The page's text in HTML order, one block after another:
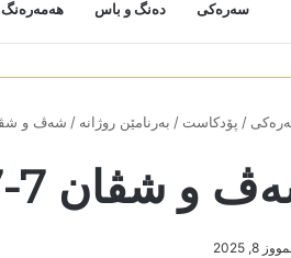
سەرەکی دەنگ و باس هەمەرەنگ
/ پۆدکاست / بەرنامێن روژانە / شەڤ و
و شڤان 7-7-2025
8, 2025